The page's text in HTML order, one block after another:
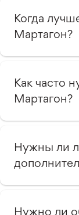
Когда
Мартагон?
Как часто
Мартагон?
Нужны ли
Нужно ли